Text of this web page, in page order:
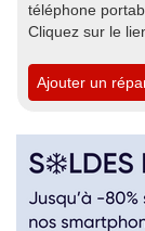
téléphone
Cliquez sur le
Ajouter un